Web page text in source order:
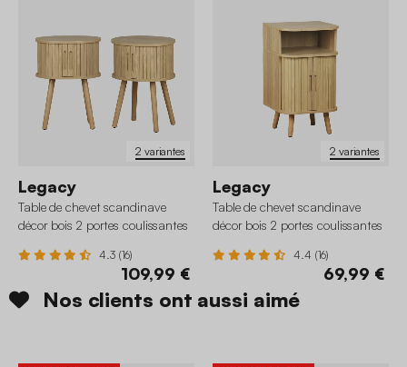
2 variantes
Legacy
Table de chevet scandinave
décor bois 2 portes coulissantes
4.3 (16)
109,99 €
2 variantes
Legacy
Table de chevet scandinave
décor bois 2 portes coulissantes
4.4 (16)
69,99 €
Nos clients ont aussi aimé